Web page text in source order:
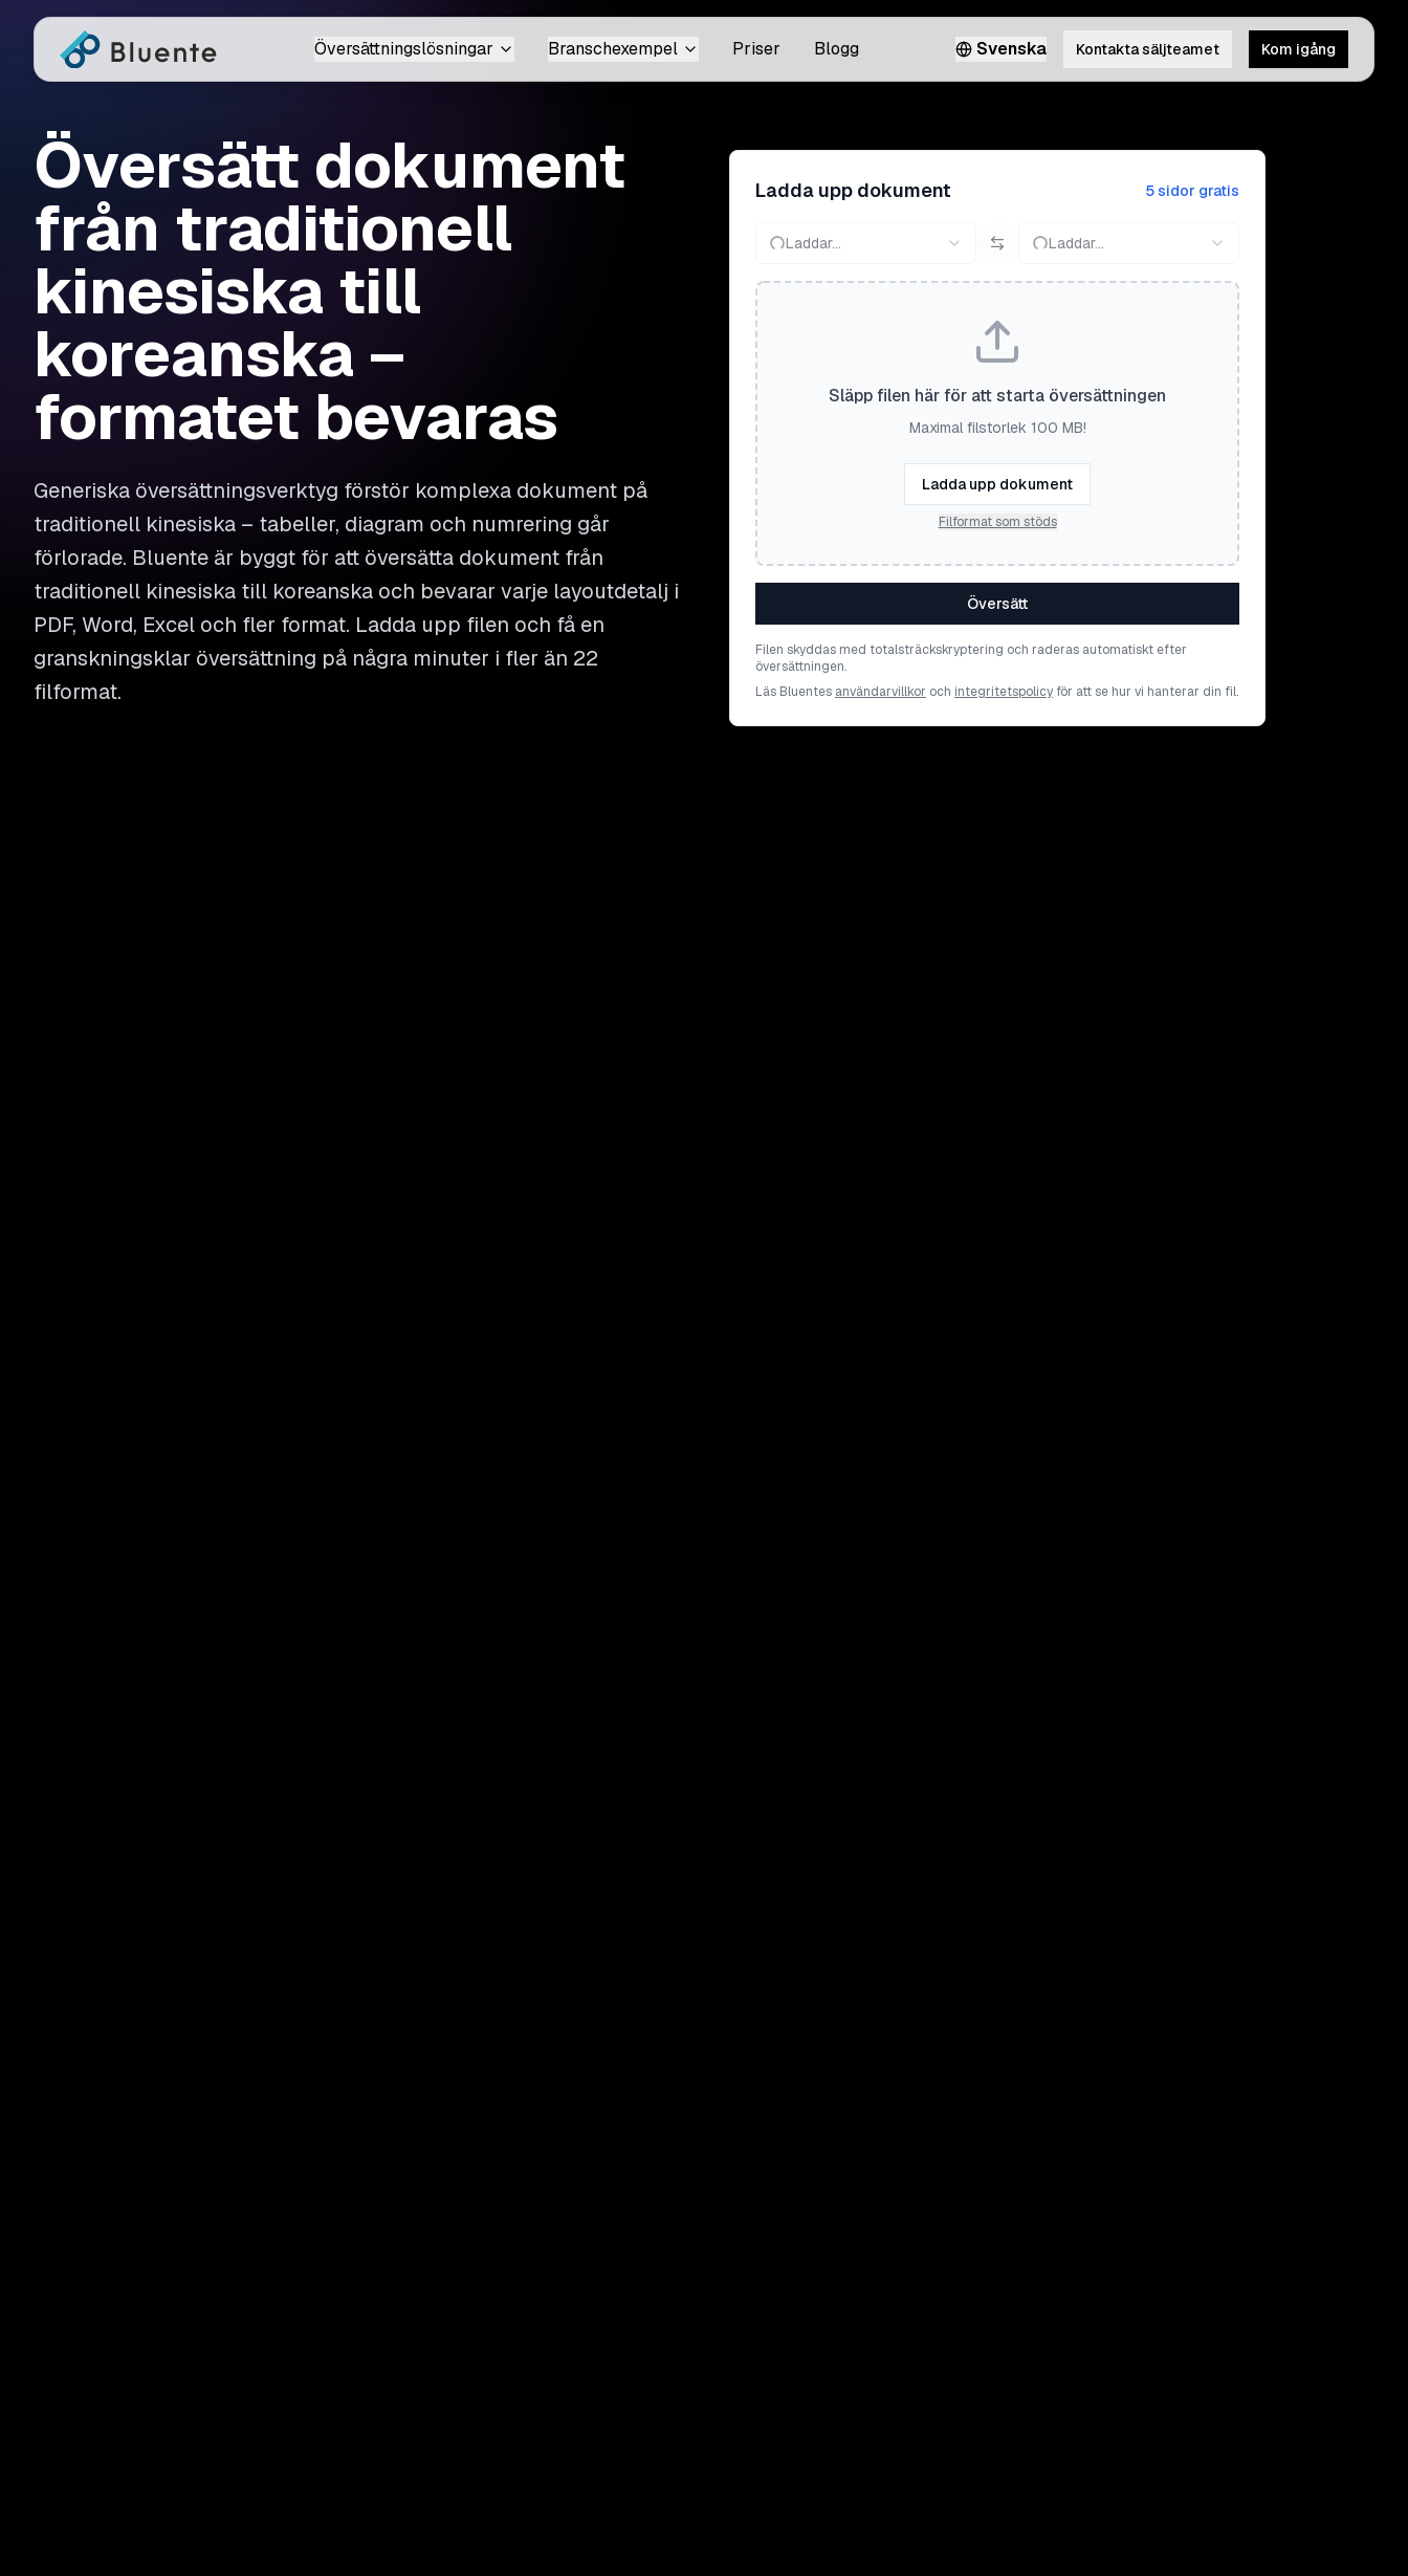
Översättningslösningar Branschexempel Priser Blogg Svenska Kontakta säljteamet Kom igång
Översätt dokument
från traditionell
kinesiska till
koreanska –
formatet bevaras
Generiska översättningsverktyg förstör komplexa dokument på
traditionell kinesiska – tabeller, diagram och numrering går
förlorade. Bluente är byggt för att översätta dokument från
traditionell kinesiska till koreanska och bevarar varje layoutdetalj i
PDF, Word, Excel och fler format. Ladda upp filen och få en
granskningsklar översättning på några minuter i fler än 22
filformat.
Ladda upp dokument 5 sidor gratis
Laddar... Laddar...
Släpp filen här för att starta översättningen
Maximal filstorlek 100 MB!
Ladda upp dokument
Filformat som stöds
Översätt
Filen skyddas med totalsträckskryptering och raderas automatiskt efter
översättningen.
Läs Bluentes användarvillkor och integritetspolicy för att se hur vi hanterar din fil.